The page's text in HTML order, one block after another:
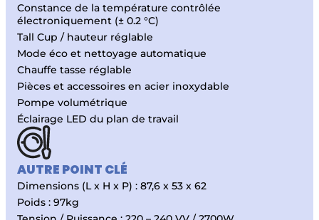
Constance de la température contrôlée
électroniquement (± 0.2 °C)
Tall Cup / hauteur réglable
Mode éco et nettoyage automatique
Chauffe tasse réglable
Pièces et accessoires en acier inoxydable
Pompe volumétrique
Éclairage LED du plan de travail
AUTRE POINT CLÉ
Dimensions (L x H x P) : 87,6 x 53 x 62
Poids : 97kg